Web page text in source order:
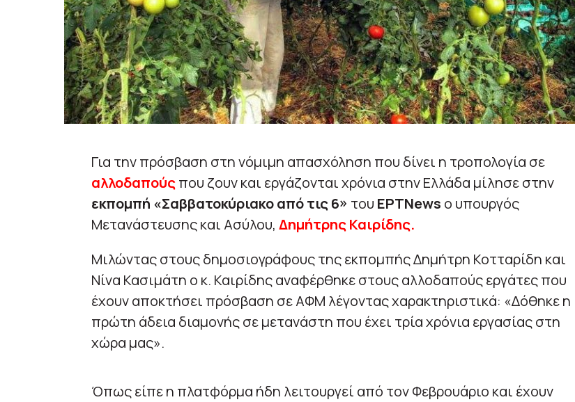
Για την πρόσβαση στη νόμιμη απασχόληση που δίνει η τροπολογία σε
αλλοδαπούςπου ζουν και εργάζονται χρόνια στην Ελλάδα μίλησε στην
εκπομπή «Σαββατοκύριακο από τις 6» του ΕΡΤΝews o υπουργός
Μετανάστευσης και Ασύλου, Δημήτρης Καιρίδης.
Μιλώντας στους δημοσιογράφους της εκπομπής Δημήτρη Κοτταρίδη και
Νίνα Κασιμάτη ο κ. Καιρίδης αναφέρθηκε στους αλλοδαπούς εργάτες που
έχουν αποκτήσει πρόσβαση σε ΑΦΜ λέγοντας χαρακτηριστικά: «Δόθηκε η
πρώτη άδεια διαμονής σε μετανάστη που έχει τρία χρόνια εργασίας στη
χώρα μας».
Όπως είπε η πλατφόρμα ήδη λειτουργεί από τον Φεβρουάριο και έχουν